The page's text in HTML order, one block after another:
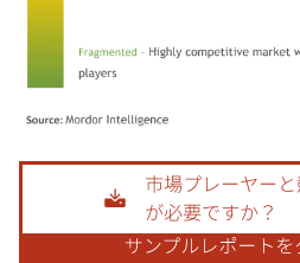
画像 © Mordor Intelligence。再利用には